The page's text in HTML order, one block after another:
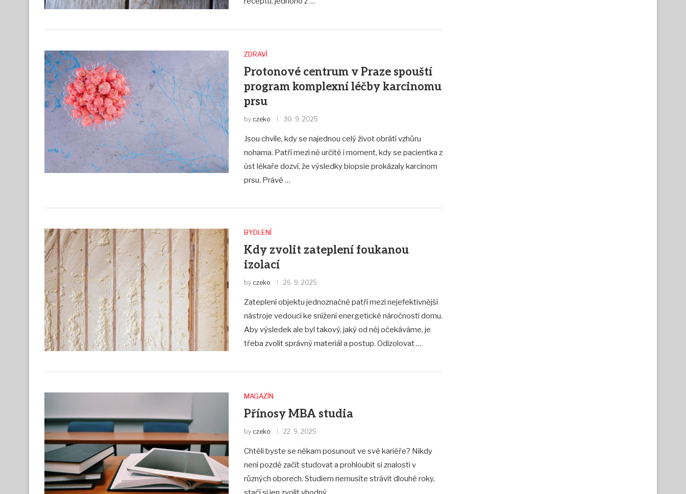
ZDRAVÍ
Protonové centrum v Praze spouští
program komplexní léčby karcinomu
prsu
by czeko 30. 9. 2025
Jsou chvíle, kdy se najednou celý život obrátí vzhůru
nohama. Patří mezi ně určitě i moment, kdy se pacientka z
úst lékaře dozví, že výsledky biopsie prokázaly karcinom
prsu. Právě …
BYDLENÍ
Kdy zvolit zateplení foukanou
izolací
by czeko 26. 9. 2025
Zateplení objektu jednoznačně patří mezi nejefektivnější
nástroje vedoucí ke snížení energetické náročnosti domu.
Aby výsledek ale byl takový, jaký od něj očekáváme, je
třeba zvolit správný materiál a postup. Odizolovat …
MAGAZÍN
Přínosy MBA studia
by czeko 22. 9. 2025
Chtěli byste se někam posunout ve své kariéře? Nikdy
není pozdě začít studovat a prohloubit si znalosti v
různých oborech. Studiem nemusíte strávit dlouhé roky,